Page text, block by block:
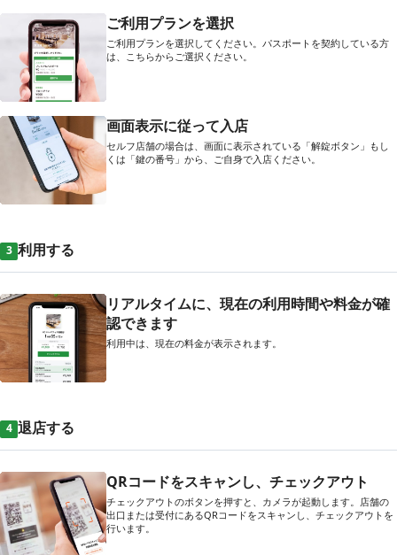
ご利用プランを選択
ご利用プランを選択してください。パスポートを契約している方
は、こちらからご選択ください。
画面表示に従って入店
セルフ店舗の場合は、画面に表示されている「解錠ボタン」もし
くは「鍵の番号」から、ご自身で入店ください。
3 利用する
リアルタイムに、現在の利用時間や料金が確
認できます
利用中は、現在の料金が表示されます。
4 退店する
QRコードをスキャンし、チェックアウト
チェックアウトのボタンを押すと、カメラが起動します。店舗の
出口または受付にあるQRコードをスキャンし、チェックアウトを
行います。